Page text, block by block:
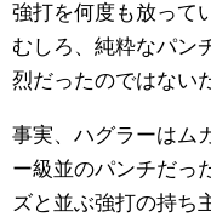
強打を何度も放って
むしろ、純粋なパン
烈だったのではない
事実、ハグラーはム
ー級並のパンチだっ
ズと並ぶ強打の持ち